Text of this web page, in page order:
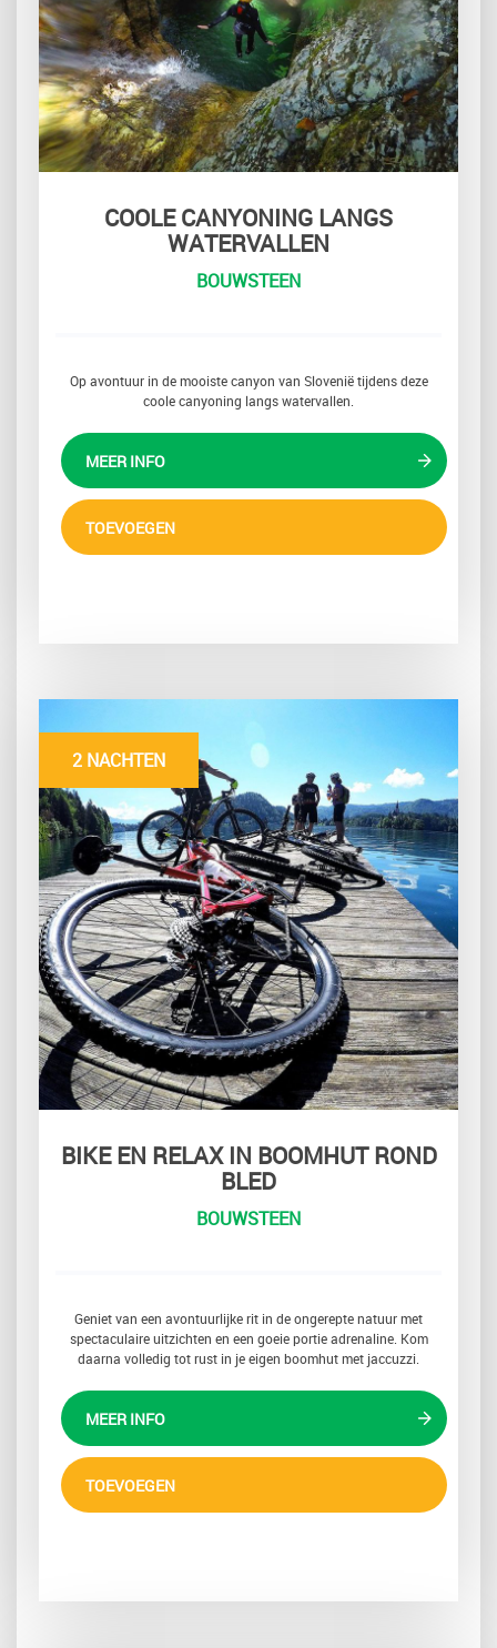
COOLE CANYONING LANGS
WATERVALLEN
BOUWSTEEN
Op avontuur in de mooiste canyon van Slovenië tijdens deze
coole canyoning langs watervallen.
MEER INFO
TOEVOEGEN
2 NACHTEN
BIKE EN RELAX IN BOOMHUT ROND
BLED
BOUWSTEEN
Geniet van een avontuurlijke rit in de ongerepte natuur met
spectaculaire uitzichten en een goeie portie adrenaline. Kom
daarna volledig tot rust in je eigen boomhut met jaccuzzi.
MEER INFO
TOEVOEGEN